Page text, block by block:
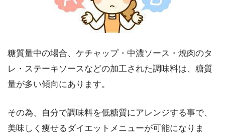
糖質量中の場合、ケチャップ・中濃ソース・焼肉のタ
レ・ステーキソースなどの加工された調味料は、糖質
量が多い傾向にあります。
その為、自分で調味料を低糖質にアレンジする事で、
美味しく痩せるダイエットメニューが可能になりま